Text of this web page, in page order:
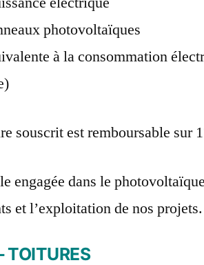
photovoltaïques
à la consommation
souscrit est remboursable sur
engagée dans le
et l’exploitation de nos projets.
TOITURES